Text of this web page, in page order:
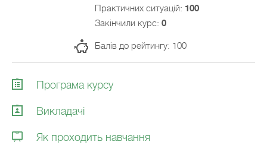
Практичних ситуацій: 100
Закiнчили курс: 0
Балів до рейтингу: 100
Програма курсу
Викладачi
Як проходить навчання